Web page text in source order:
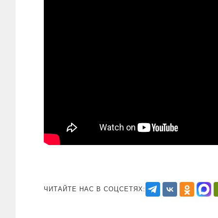
ЧИТАЙТЕ НАС В СОЦСЕТЯХ: